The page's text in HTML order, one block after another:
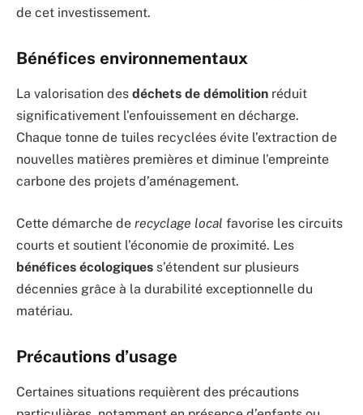
de cet investissement.
Bénéfices environnementaux
La valorisation des déchets de démolition réduit
significativement l’enfouissement en décharge.
Chaque tonne de tuiles recyclées évite l’extraction de
nouvelles matières premières et diminue l’empreinte
carbone des projets d’aménagement.
Cette démarche de recyclage local favorise les circuits
courts et soutient l’économie de proximité. Les
bénéfices écologiques s’étendent sur plusieurs
décennies grâce à la durabilité exceptionnelle du
matériau.
Précautions d’usage
Certaines situations requièrent des précautions